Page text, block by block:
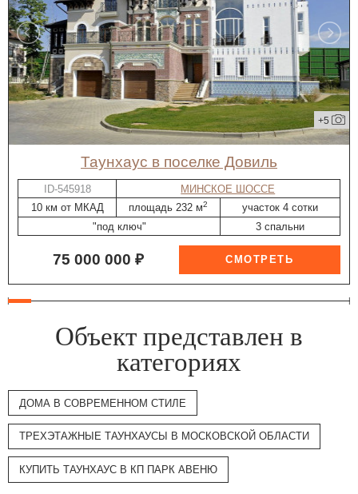
+5
таунхаус в поселке Довиль
ID-545918
МИНСКОЕ ШОССЕ
10 км от МКАД
площадь 232 м2
участок 4 сотки
"под ключ"
3 спальни
75 000 000 ₽
Объект представлен в
категориях
ДОМА В СОВРЕМЕННОМ СТИЛЕ
ТРЕХЭТАЖНЫЕ ТАУНХАУСЫ В МОСКОВСКОЙ ОБЛАСТИ
КУПИТЬ ТАУНХАУС В КП ПАРК АВЕНЮ